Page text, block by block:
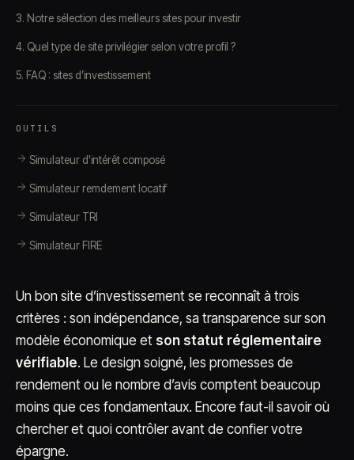
3. Notre sélection des meilleurs sites pour investir
4. Quel type de site privilégier selon votre profil ?
5. FAQ : sites d’investissement
OUTILS
Simulateur d'intérêt composé
Simulateur remdement locatif
Simulateur TRI
Simulateur FIRE
Un bon site d’investissement se reconnaît à trois
critères : son indépendance, sa transparence sur son
modèle économique et son statut réglementaire
vérifiable. Le design soigné, les promesses de
rendement ou le nombre d’avis comptent beaucoup
moins que ces fondamentaux. Encore faut-il savoir où
chercher et quoi contrôler avant de confier votre
épargne.